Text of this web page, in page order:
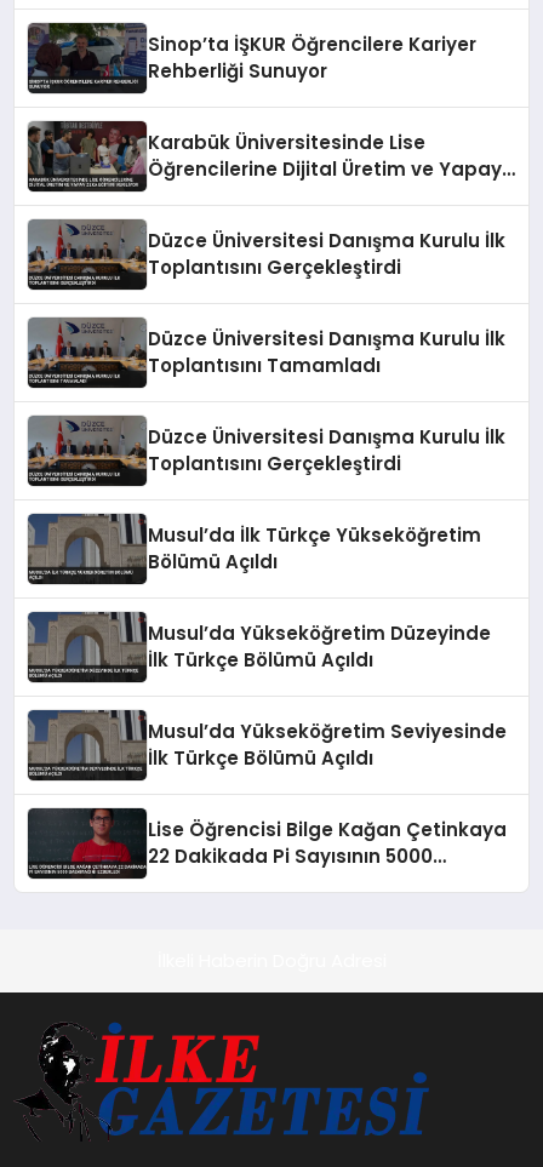
Sinop’ta İŞKUR Öğrencilere Kariyer
Rehberliği Sunuyor
Karabük Üniversitesinde Lise
Öğrencilerine Dijital Üretim ve Yapay
Düzce Üniversitesi Danışma Kurulu İlk
Toplantısını Gerçekleştirdi
Düzce Üniversitesi Danışma Kurulu İlk
Toplantısını Tamamladı
Düzce Üniversitesi Danışma Kurulu İlk
Toplantısını Gerçekleştirdi
Musul’da İlk Türkçe Yükseköğretim
Bölümü Açıldı
Musul’da Yükseköğretim Düzeyinde
İlk Türkçe Bölümü Açıldı
Musul’da Yükseköğretim Seviyesinde
İlk Türkçe Bölümü Açıldı
Lise Öğrencisi Bilge Kağan Çetinkaya
22 Dakikada Pi Sayısının 5000